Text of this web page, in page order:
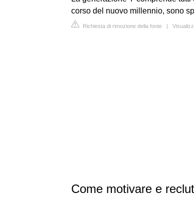
corso del nuovo millennio, sono
Richiesta di rimozione della fonte |
Come motivare e